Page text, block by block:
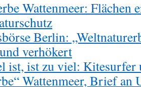
Wattenmeer: Flächen
Berlin:
verhökert
ist, ist zu viel: Kitesurfer
Wattenmeer, Brief an